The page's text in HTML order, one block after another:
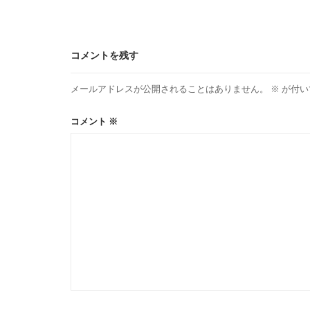
コメントを残す
メールアドレスが公開されることはありません。 ※ が付
コメント ※